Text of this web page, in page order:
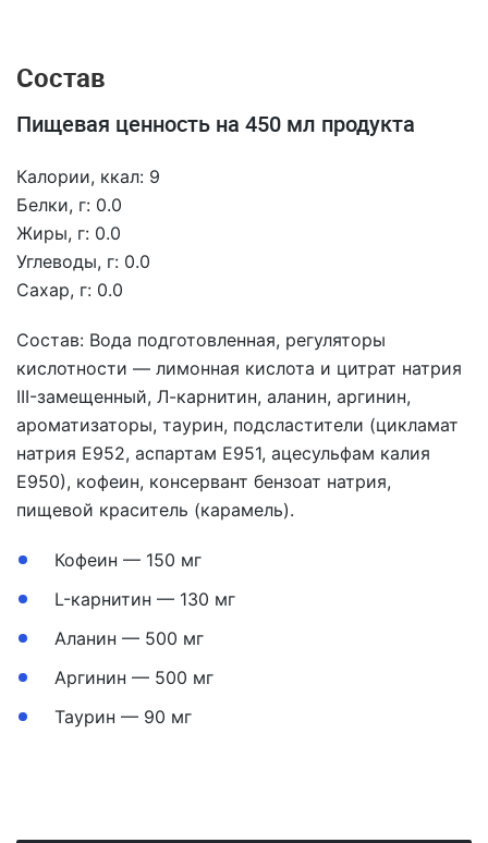
Состав
Пищевая ценность на 450 мл продукта
Калории, ккал: 9
Белки, г: 0.0
Жиры, г: 0.0
Углеводы, г: 0.0
Сахар, г: 0.0
Состав: Вода подготовленная, регуляторы
кислотности — лимонная кислота и цитрат натрия
III-замещенный, Л-карнитин, аланин, аргинин,
ароматизаторы, таурин, подсластители (цикламат
натрия Е952, аспартам Е951, ацесульфам калия
Е950), кофеин, консервант бензоат натрия,
пищевой краситель (карамель).
Кофеин — 150 мг
L-карнитин — 130 мг
Аланин — 500 мг
Аргинин — 500 мг
Таурин — 90 мг